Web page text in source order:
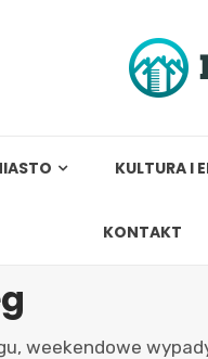
KULTURA I
KONTAKT
weekendowe